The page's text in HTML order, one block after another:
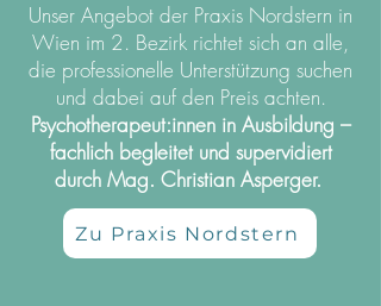
Unser Angebot der Praxis Nordstern in
Wien im 2. Bezirk richtet sich an alle,
die professionelle Unterstützung suchen
und dabei auf den Preis achten.
Psychotherapeut:innen in Ausbildung –
fachlich begleitet und supervidiert
durch Mag. Christian Asperger.
Zu Praxis Nordstern